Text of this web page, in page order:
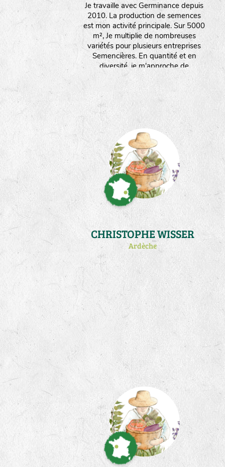
Je travaille avec Germinance depuis
2010. La production de semences
est mon activité principale. Sur 5000
m², Je multiplie de nombreuses
variétés pour plusieurs entreprises
Semencières. En quantité et en
diversité, je m'approche de
l'autonomie en graines nécessaire à
mon activité de production de plants
au printemps (atelier qui m'occupe à
temps plein de fevrier à début juin).
Je pratique la biodynamie et un peu
de traction animale.
CHRISTOPHE WISSER
Ardèche